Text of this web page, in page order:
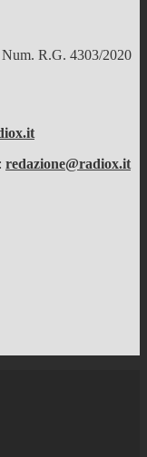
R.G. 4303/2020
redazione@radiox.it